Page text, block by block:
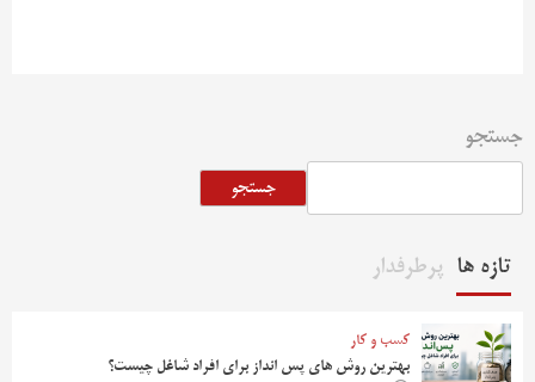
جستجو
جستجو
تازه ها پرطرفدار
کسب و کار
بهترین روش‌ های پس‌ انداز برای افراد شاغل چیست؟